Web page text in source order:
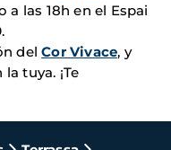
a las 18h en el Espai
delCor Vivace, y
tuya. ¡Te